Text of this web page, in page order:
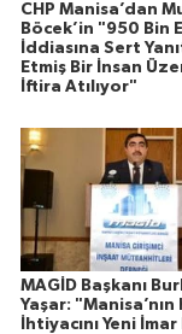
CHP Manisa’dan
Böcek’in "950 Bin
İddiasına Sert
Etmiş Bir İnsan
İftira Atılıyor"
MAGİD Başkanı
Yaşar:
İhtiyacını Yeni